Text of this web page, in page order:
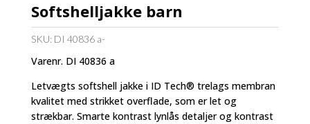
Softshelljakke barn
SKU: DI 40836 a-
Varenr. DI 40836 a
Letvægts softshell jakke i ID Tech® trelags membran
kvalitet med strikket overflade, som er let og
strækbar. Smarte kontrast lynlås detaljer og kontrast